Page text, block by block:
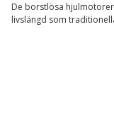
De borstlösa
livslängd som